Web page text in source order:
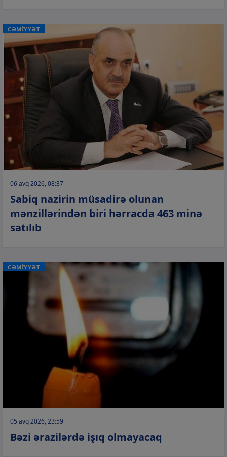
CƏMİYYƏT
06 avq 2026, 08:37
Sabiq nazirin müsadirə olunan
mənzillərindən biri hərracda 463 minə
satılıb
CƏMİYYƏT
05 avq 2026, 23:59
Bəzi ərazilərdə işıq olmayacaq